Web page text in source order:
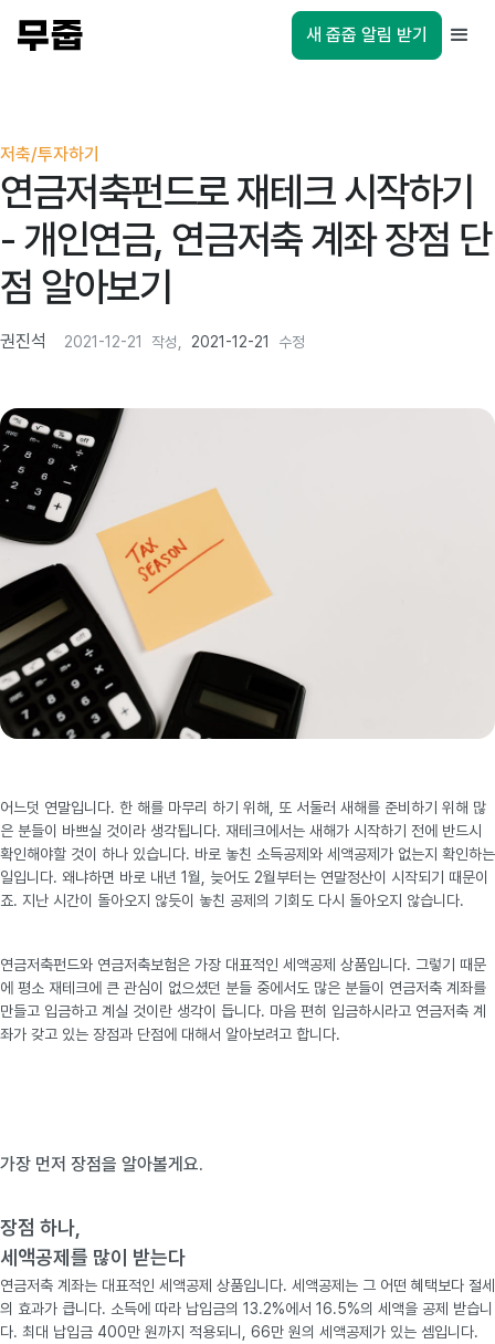
새 줍줍 알림 받기
저축/투자하기
연금저축펀드로 재테크 시작하기
- 개인연금, 연금저축 계좌 장점 단
점 알아보기
권진석 2021-12-21 작성, 2021-12-21 수정
어느덧 연말입니다. 한 해를 마무리 하기 위해, 또 서둘러 새해를 준비하기 위해 많
은 분들이 바쁘실 것이라 생각됩니다. 재테크에서는 새해가 시작하기 전에 반드시
확인해야할 것이 하나 있습니다. 바로 놓친 소득공제와 세액공제가 없는지 확인하는
일입니다. 왜냐하면 바로 내년 1월, 늦어도 2월부터는 연말정산이 시작되기 때문이
죠. 지난 시간이 돌아오지 않듯이 놓친 공제의 기회도 다시 돌아오지 않습니다.
연금저축펀드와 연금저축보험은 가장 대표적인 세액공제 상품입니다. 그렇기 때문
에 평소 재테크에 큰 관심이 없으셨던 분들 중에서도 많은 분들이 연금저축 계좌를
만들고 입금하고 계실 것이란 생각이 듭니다. 마음 편히 입금하시라고 연금저축 계
좌가 갖고 있는 장점과 단점에 대해서 알아보려고 합니다.
가장 먼저 장점을 알아볼게요.
장점 하나,
세액공제를 많이 받는다
연금저축 계좌는 대표적인 세액공제 상품입니다. 세액공제는 그 어떤 혜택보다 절세
의 효과가 큽니다. 소득에 따라 납입금의 13.2%에서 16.5%의 세액을 공제 받습니
다. 최대 납입금 400만 원까지 적용되니, 66만 원의 세액공제가 있는 셈입니다.